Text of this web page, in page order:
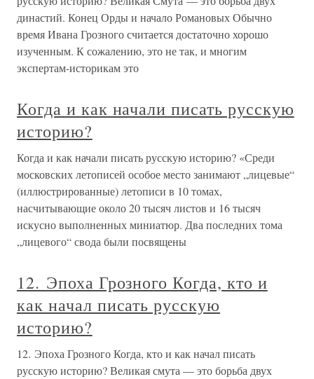
династий. Конец Орды и начало Романовых Обычно
время Ивана Грозного считается достаточно хорошо
изученным. К сожалению, это не так, и многим
экспертам-историкам это
Когда и как начали писать русскую
историю?
Когда и как начали писать русскую историю? «Среди
московских летописей особое место занимают „лицевые“
(иллюстрированные) летописи в 10 томах,
насчитывающие около 20 тысяч листов и 16 тысяч
искусно выполненных миниатюр. Два последних тома
„лицевого“ свода были посвящены
12. Эпоха Грозного Когда, кто и
как начал писать русскую
историю?
12. Эпоха Грозного Когда, кто и как начал писать
русскую историю? Великая смута — это борьба двух